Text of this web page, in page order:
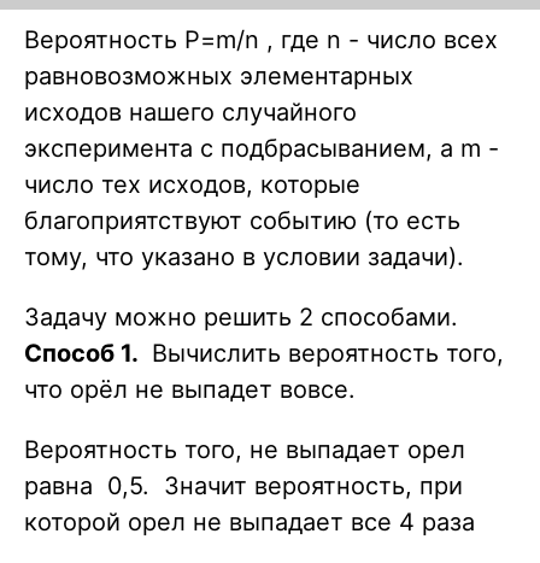
Вероятность P=m/n , где n - число всех
равновозможных элементарных
исходов нашего случайного
эксперимента с подбрасыванием, а m -
число тех исходов, которые
благоприятствуют событию (то есть
тому, что указано в условии задачи).
Задачу можно решить 2 способами.
Способ 1. Вычислить вероятность того,
что орёл не выпадет вовсе.
Вероятность того, не выпадает орел
равна 0,5. Значит вероятность, при
которой орел не выпадает все 4 раза